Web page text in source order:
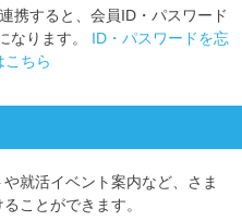
携すると、会員ID・パスワード
なります。 ID・パスワードを忘
こちら
就活イベント案内など、さま
ことができます。